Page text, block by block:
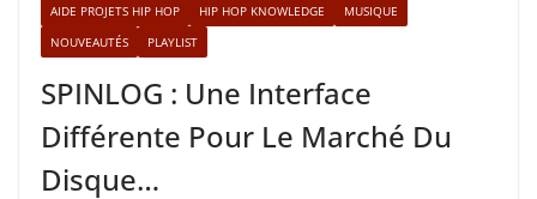
AIDE PROJETS HIP HOP HIP HOP KNOWLEDGE
MUSIQUE
NOUVEAUTÉS
PLAYLIST
SPINLOG : Une Interface
Différente Pour Le Marché Du
Disque…